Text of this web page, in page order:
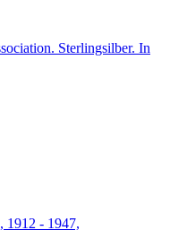
Sterlingsilber. In
1912 - 1947,